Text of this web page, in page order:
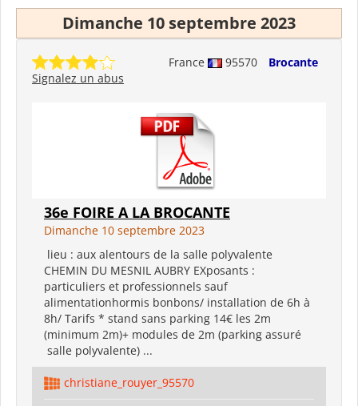
Dimanche 10 septembre 2023
France 95570
Brocante
Signalez un abus
36e FOIRE A LA BROCANTE
Dimanche 10 septembre 2023
lieu : aux alentours de la salle polyvalente
CHEMIN DU MESNIL AUBRY EXposants :
particuliers et professionnels sauf
alimentationhormis bonbons/ installation de 6h à
8h/ Tarifs * stand sans parking 14€ les 2m
(minimum 2m)+ modules de 2m (parking assuré
salle polyvalente) ...
christiane_rouyer_95570